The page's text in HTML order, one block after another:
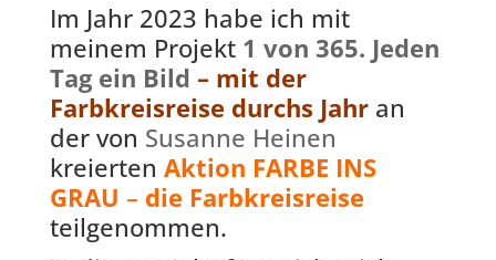
Im Jahr 2023 habe ich mit
meinem Projekt 1 von 365. Jeden
Tag ein Bild – mit der
Farbkreisreise durchs Jahran
der von Susanne Heinen
kreierten Aktion FARBE INS
GRAU – die Farbkreisreise
teilgenommen.